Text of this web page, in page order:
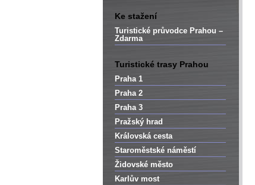
Ke stažení
Turistické průvodce Prahou –
Zdarma
Turistické trasy Prahou
Praha 1
Praha 2
Praha 3
Pražský hrad
Královská cesta
Staroměstské náměstí
Židovské město
Karlův most